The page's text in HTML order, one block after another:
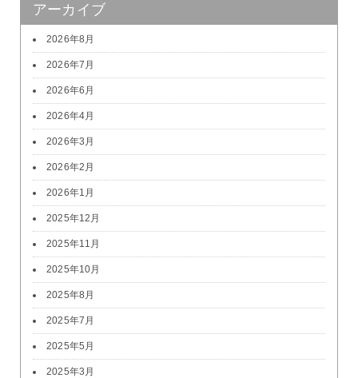
アーカイブ
2026年8月
2026年7月
2026年6月
2026年4月
2026年3月
2026年2月
2026年1月
2025年12月
2025年11月
2025年10月
2025年8月
2025年7月
2025年5月
2025年3月